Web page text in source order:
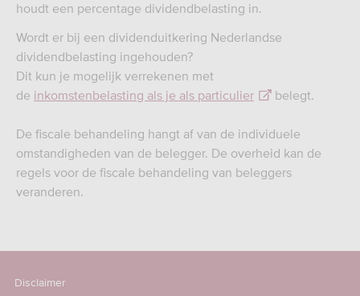
houdt een percentage dividendbelasting in.
Wordt er bij een dividenduitkering Nederlandse
dividendbelasting ingehouden?
Dit kun je mogelijk verrekenen met
de inkomstenbelasting als je als particulier belegt.
De fiscale behandeling hangt af van de individuele
omstandigheden van de belegger. De overheid kan de
regels voor de fiscale behandeling van beleggers
veranderen.
Disclaimer